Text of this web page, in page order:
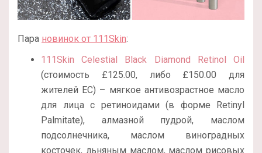
Пара новинок от 111Skin:
111Skin Celestial Black Diamond Retinol Oil
(стоимость £125.00, либо £150.00 для
жителей ЕС) – мягкое антивозрастное масло
для лица с ретиноидами (в форме Retinyl
Palmitate), алмазной пудрой, маслом
подсолнечника, маслом виноградных
косточек, льняным маслом, маслом рисовых